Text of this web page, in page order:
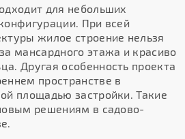
для небольших
При всей
жилое строение нельзя
мансардного этажа и красиво
Другая особенность проекта
пространстве в
площадью застройки. Такие
решениям в садово-